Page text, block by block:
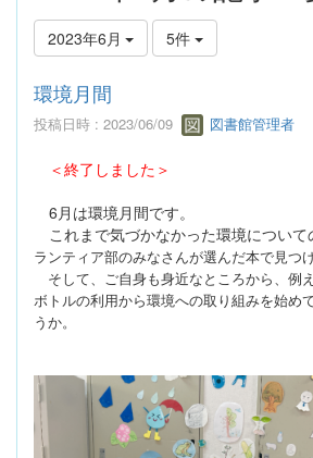
2023年6月 5件
環境月間
投稿日時 : 2023/06/09 図書館管理者
＜終了しました＞
6月は環境月間です。
これまで気づかなかった環境について
ランティア部のみなさんが選んだ本で見つ
そして、ご自身も身近なところから、例
ボ トルの利用から環境への取り組みを始め
うか。